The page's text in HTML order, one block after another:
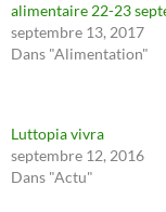
alimentaire 22-23
septembre 13, 2017
Dans "Alimentation"
Luttopia vivra
septembre 12, 2016
Dans "Actu"